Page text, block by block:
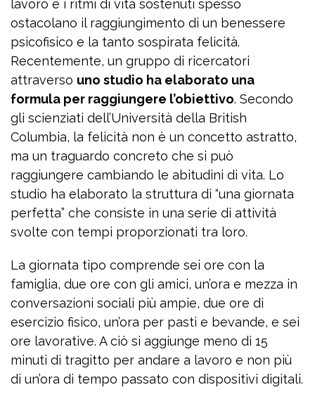
lavoro e i ritmi di vita sostenuti spesso
ostacolano il raggiungimento di un benessere
psicofisico e la tanto sospirata felicità.
Recentemente, un gruppo di ricercatori
attraverso uno studio ha elaborato una
formula per raggiungere l’obiettivo. Secondo
gli scienziati dell’Università della British
Columbia, la felicità non è un concetto astratto,
ma un traguardo concreto che si può
raggiungere cambiando le abitudini di vita. Lo
studio ha elaborato la struttura di “una giornata
perfetta” che consiste in una serie di attività
svolte con tempi proporzionati tra loro.
La giornata tipo comprende sei ore con la
famiglia, due ore con gli amici, un’ora e mezza in
conversazioni sociali più ampie, due ore di
esercizio fisico, un’ora per pasti e bevande, e sei
ore lavorative. A ciò si aggiunge meno di 15
minuti di tragitto per andare a lavoro e non più
di un’ora di tempo passato con dispositivi digitali.